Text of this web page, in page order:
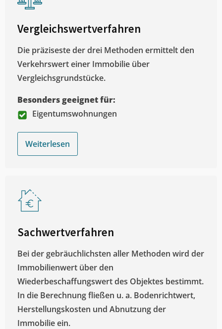
Vergleichswertverfahren
Die präziseste der drei Methoden ermittelt den
Verkehrswert einer Immobilie über
Vergleichsgrundstücke.
Besonders geeignet für:
Eigentumswohnungen
Weiterlesen
Sachwertverfahren
Bei der gebräuchlichsten aller Methoden wird der
Immobilienwert über den
Wiederbeschaffungswert des Objektes bestimmt.
In die Berechnung fließen u. a. Bodenrichtwert,
Herstellungskosten und Abnutzung der
Immobilie ein.